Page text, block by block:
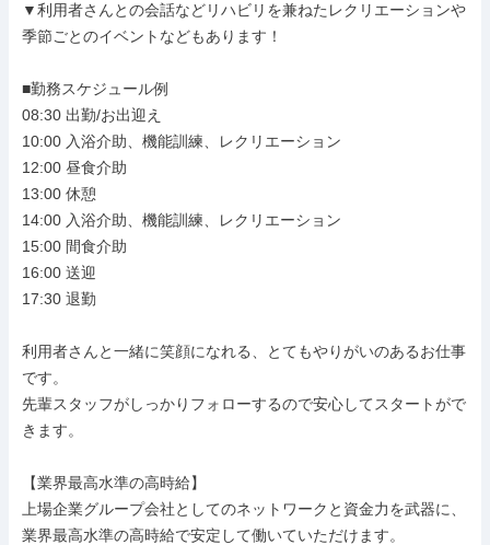
▼利用者さんとの会話などリハビリを兼ねたレクリエーションや
季節ごとのイベントなどもあります！
■勤務スケジュール例
08:30 出勤/お出迎え
10:00 入浴介助、機能訓練、レクリエーション
12:00 昼食介助
13:00 休憩
14:00 入浴介助、機能訓練、レクリエーション
15:00 間食介助
16:00 送迎
17:30 退勤
利用者さんと一緒に笑顔になれる、とてもやりがいのあるお仕事
です。
先輩スタッフがしっかりフォローするので安心してスタートがで
きます。
【業界最高水準の高時給】
上場企業グループ会社としてのネットワークと資金力を武器に、
業界最高水準の高時給で安定して働いていただけます。